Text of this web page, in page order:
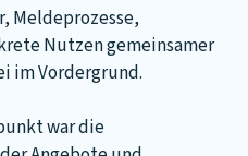
Meldeprozesse,
Nutzen gemeinsamer
im Vordergrund.
war die